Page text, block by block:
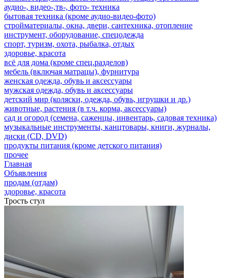
аудио-, видео-,тв-, фото- техника
бытовая техника (кроме аудио-видео-фото)
стройматериалы, окна, двери, сантехника, отопление
инструмент, оборудование, спецодежда
спорт, туризм, охота, рыбалка, отдых
здоровье, красота
всё для дома (кроме спец.разделов)
мебель (включая матрацы), фурнитура
женская одежда, обувь и аксессуары
мужская одежда, обувь и аксессуары
детский мир (коляски, одежда, обувь, игрушки и др.)
животные, растения (в т.ч. корма, аксессуары)
сад и огород (семена, саженцы, инвентарь, садовая техника)
музыкальные инструменты, канцтовары, книги, журналы,
диски (CD, DVD)
продукты питания (кроме детского питания)
прочее
Главная
Объявления
продам (отдам)
здоровье, красота
Трость стул